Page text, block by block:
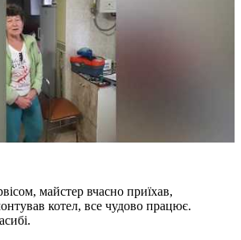
майстер вчасно приїхав,
котел, все чудово працює.